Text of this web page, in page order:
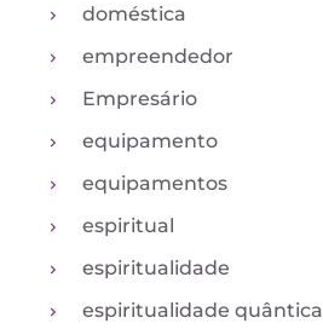
doméstica
empreendedor
Empresário
equipamento
equipamentos
espiritual
espiritualidade
espiritualidade quântica